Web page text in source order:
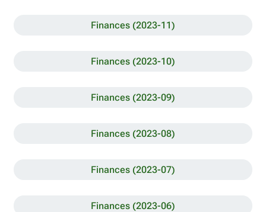
Finances (2023-11)
Finances (2023-10)
Finances (2023-09)
Finances (2023-08)
Finances (2023-07)
Finances (2023-06)